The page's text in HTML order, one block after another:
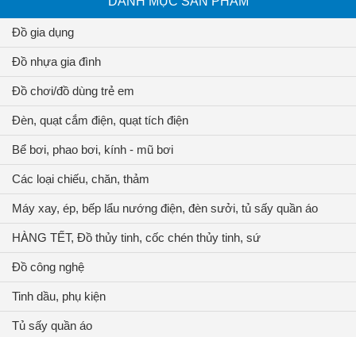
Đồ gia dụng
Đồ nhựa gia đình
Đồ chơi/đồ dùng trẻ em
Đèn, quạt cắm điện, quạt tích điện
Bể bơi, phao bơi, kính - mũ bơi
Các loại chiếu, chăn, thảm
Máy xay, ép, bếp lẩu nướng điện, đèn sưởi, tủ sấy quần áo
HÀNG TẾT, Đồ thủy tinh, cốc chén thủy tinh, sứ
Đồ công nghệ
Tinh dầu, phụ kiện
Tủ sấy quần áo